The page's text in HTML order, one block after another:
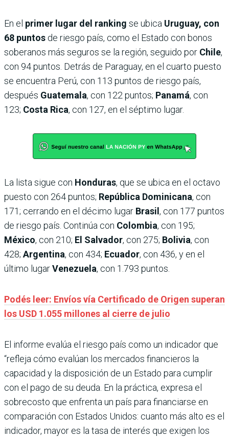
En el primer lugar del ranking se ubica Uruguay, con
68 puntos de riesgo país, como el Estado con bonos
soberanos más seguros se la región, seguido por Chile,
con 94 puntos. Detrás de Paraguay, en el cuarto puesto
se encuentra Perú, con 113 puntos de riesgo país,
después Guatemala, con 122 puntos; Panamá, con
123; Costa Rica, con 127, en el séptimo lugar.
La lista sigue con Honduras, que se ubica en el octavo
puesto con 264 puntos; República Dominicana, con
171; cerrando en el décimo lugar Brasil, con 177 puntos
de riesgo país. Continúa con Colombia, con 195;
México, con 210; El Salvador, con 275; Bolivia, con
428; Argentina, con 434; Ecuador, con 436, y en el
último lugarVenezuela, con 1.793 puntos.
Podés leer: Envíos vía Certificado de Origen superan
los USD 1.055 millones al cierre de julio
El informe evalúa el riesgo país como un indicador que
“refleja cómo evalúan los mercados financieros la
capacidad y la disposición de un Estado para cumplir
con el pago de su deuda. En la práctica, expresa el
sobrecosto que enfrenta un país para financiarse en
comparación con Estados Unidos: cuanto más alto es el
indicador, mayor es la tasa de interés que exigen los